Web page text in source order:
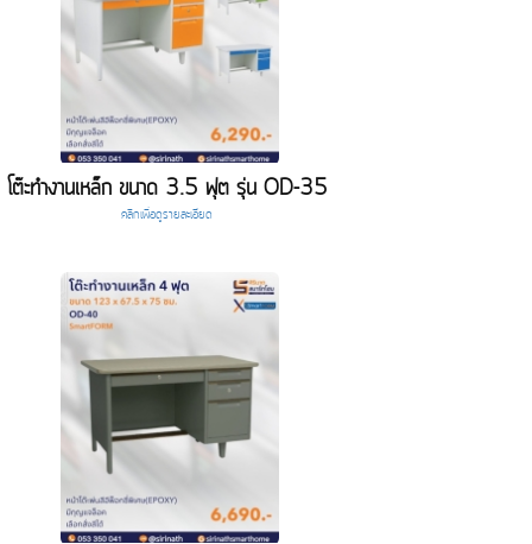
โต๊ะทำงานเหล็ก ขนาด 3.5 ฟุต รุ่น OD-35
คลิกเพื่อดูรายละเอียด